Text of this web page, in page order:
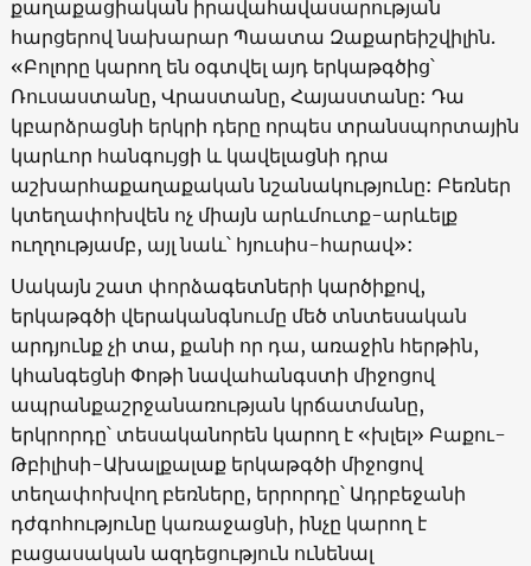
քաղաքացիական իրավահավասարության
հարցերով նախարար Պաատա Զաքարեիշվիլին.
«Բոլորը կարող են օգտվել այդ երկաթգծից՝
Ռուսաստանը, Վրաստանը, Հայաստանը: Դա
կբարձրացնի երկրի դերը որպես տրանսպորտային
կարևոր հանգույցի և կավելացնի դրա
աշխարհաքաղաքական նշանակությունը: Բեռներ
կտեղափոխվեն ոչ միայն արևմուտք-արևելք
ուղղությամբ, այլ նաև՝ հյուսիս-հարավ»:
Սակայն շատ փորձագետների կարծիքով,
երկաթգծի վերականգնումը մեծ տնտեսական
արդյունք չի տա, քանի որ դա, առաջին հերթին,
կհանգեցնի Փոթի նավահանգստի միջոցով
ապրանքաշրջանառության կրճատմանը,
երկրորդը՝ տեսականորեն կարող է «խլել» Բաքու-
Թբիլիսի-Ախալքալաք երկաթգծի միջոցով
տեղափոխվող բեռները, երրորդը՝ Ադրբեջանի
դժգոհությունը կառաջացնի, ինչը կարող է
բացասական ազդեցություն ունենալ